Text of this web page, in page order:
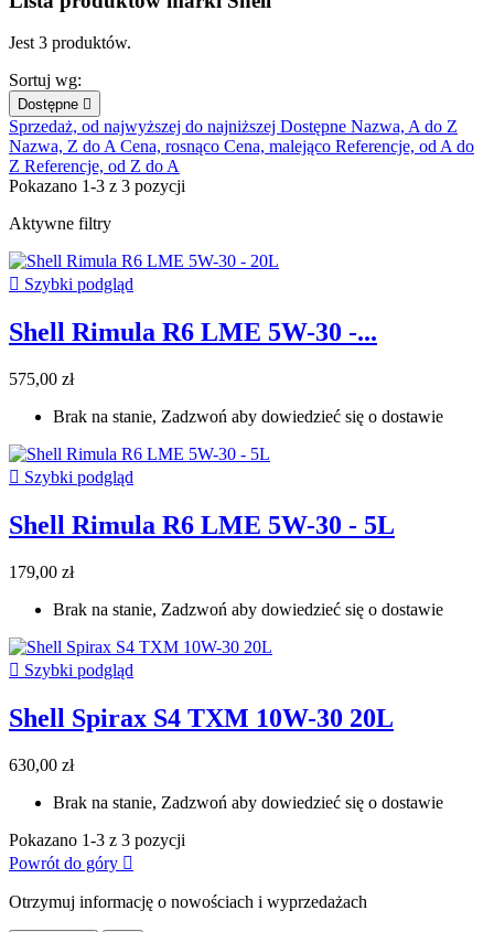
Jest 3 produktów.
Sortuj wg:
Dostępne 
Sprzedaż, od najwyższej do najniższej Dostępne Nazwa, A do Z
Nazwa, Z do ACena, rosnąco Cena, malejąco Referencje, od A do
Z Referencje, od Z do A
Pokazano 1-3 z 3 pozycji
Aktywne filtry
 Szybki podgląd
Shell Rimula R6 LME 5W-30 -...
575,00 zł
Brak na stanie, Zadzwoń aby dowiedzieć się o dostawie
 Szybki podgląd
Shell Rimula R6 LME 5W-30 - 5L
179,00 zł
Brak na stanie, Zadzwoń aby dowiedzieć się o dostawie
 Szybki podgląd
Shell Spirax S4 TXM 10W-30 20L
630,00 zł
Brak na stanie, Zadzwoń aby dowiedzieć się o dostawie
Pokazano 1-3 z 3 pozycji
Powrót do góry 
Otrzymuj informację o nowościach i wyprzedażach